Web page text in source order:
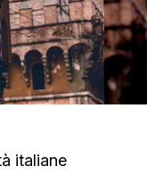
italiane